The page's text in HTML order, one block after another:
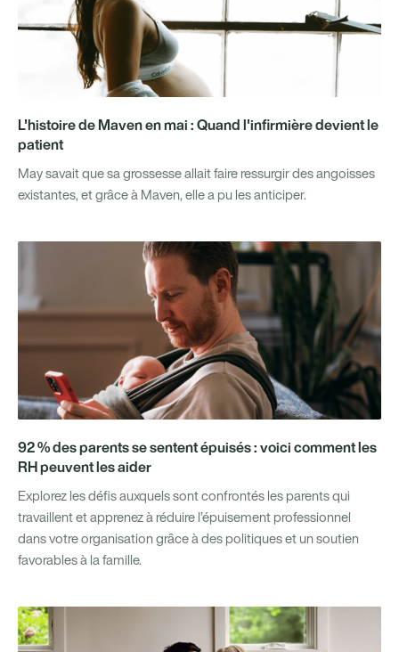
L'histoire de Maven en mai : Quand l'infirmière devient le
patient
May savait que sa grossesse allait faire ressurgir des angoisses
existantes, et grâce à Maven, elle a pu les anticiper.
92 % des parents se sentent épuisés : voici comment les
RH peuvent les aider
Explorez les défis auxquels sont confrontés les parents qui
travaillent et apprenez à réduire l’épuisement professionnel
dans votre organisation grâce à des politiques et un soutien
favorables à la famille.